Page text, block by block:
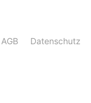
AGB
Datenschutz